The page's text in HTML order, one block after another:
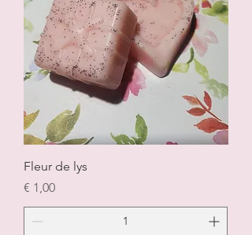
Fleur de lys
Prijs
€ 1,00